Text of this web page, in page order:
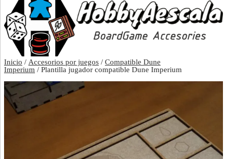
Inicio / Accesorios por juegos / Compatible Dune
Imperium / Plantilla jugador compatible Dune Imperium